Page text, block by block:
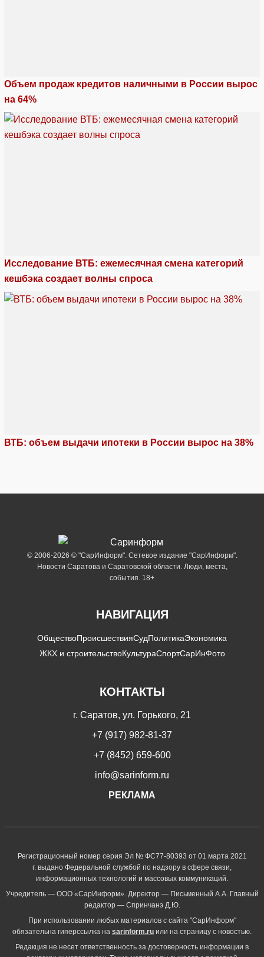
Объем продаж кредитов наличными в России вырос
на 64%
Исследование ВТБ: ежемесячная смена категорий
кешбэка создает волны спроса
ВТБ: объем выдачи ипотеки в России вырос на 38%
© 2006-2026 © "СарИнформ". Сетевое издание "СарИнформ".
Новости Саратова и Саратовской области. Люди, места,
события. 18+
НАВИГАЦИЯ
ОбществоПроисшествияСудПолитикаЭкономика
ЖКХ и строительствоКультураСпортСарИнФото
КОНТАКТЫ
г. Саратов, ул. Горького, 21
+7 (917) 982-81-37
+7 (8452) 659-600
info@sarinform.ru
РЕКЛАМА
Регистрационный номер серия Эл № ФС77-80393 от 01 марта 2021
г. выдано Федеральной службой по надзору в сфере связи,
информационных технологий и массовых коммуникаций.
Учредитель — ООО «СарИнформ». Директор — Письменный А.А. Главный
редактор — Спринчанэ Д.Ю.
При использовании любых материалов с сайта "СарИнформ"
обязательна гиперссылка на sarinform.ru или на страницу с новостью.
Редакция не несет ответственность за достоверность информации в